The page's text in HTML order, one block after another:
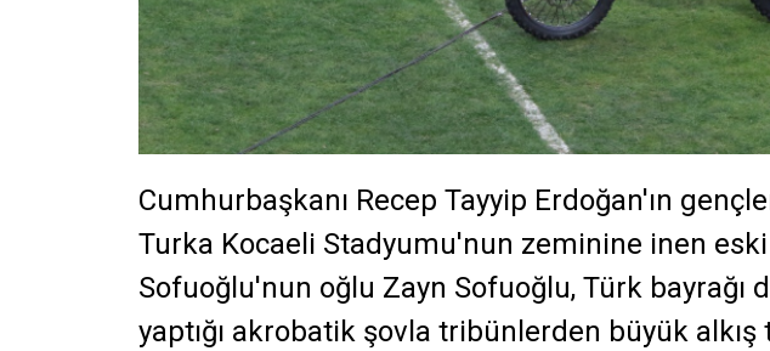
Cumhurbaşkanı Recep Tayyip Erdoğan'ın
Turka Kocaeli Stadyumu'nun zeminine inen
Sofuoğlu'nun oğlu Zayn Sofuoğlu, Türk bayrağı
yaptığı akrobatik şovla tribünlerden büyük alkış